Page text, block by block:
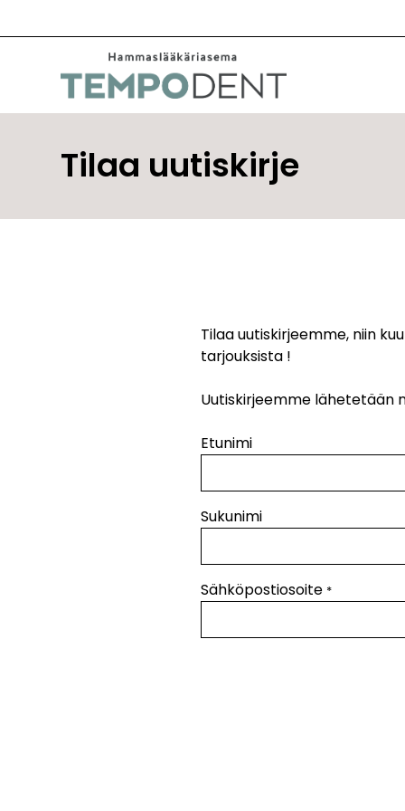
sisältöön
Tilaa uutiskirje
Tilaa uutiskirjeemme, niin
tarjouksista !
Uutiskirjeemme lähetetään
Etunimi
Sukunimi
Sähköpostiosoite (Pakollinen)